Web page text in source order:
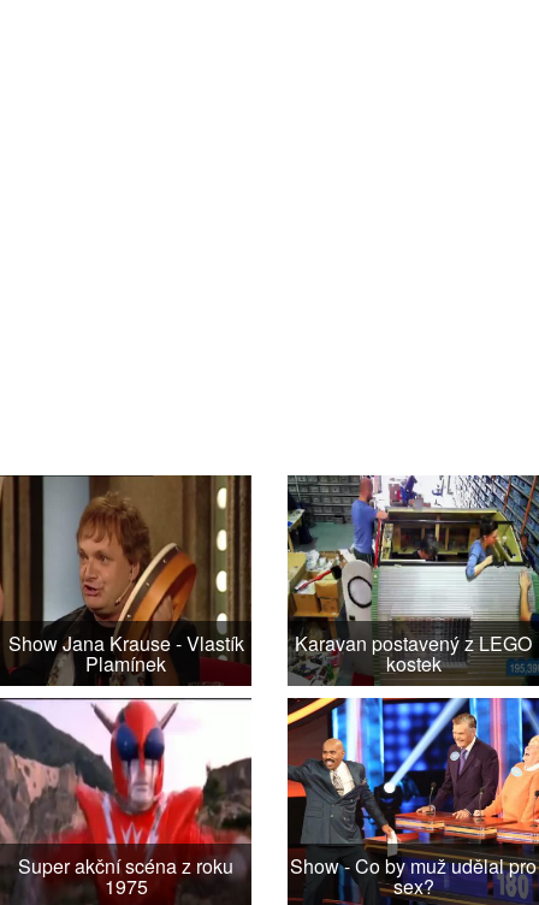
Show Jana Krause - Vlastík
Plamínek
Karavan postavený z LEGO
kostek
Super akční scéna z roku
1975
Show - Co by muž udělal pro
sex?